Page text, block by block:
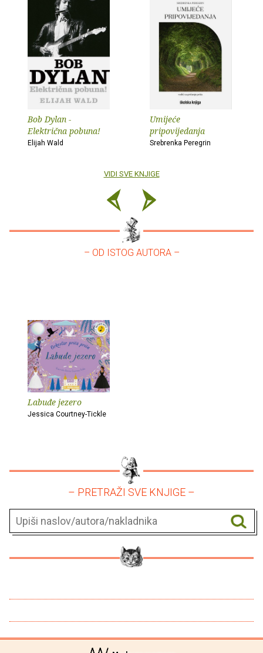
Bob Dylan -
Električna pobuna!
Elijah Wald
Umijeće
pripovijedanja
Srebrenka Peregrin
VIDI SVE KNJIGE
– OD ISTOG AUTORA –
Labuđe jezero
Jessica Courtney-Tickle
– PRETRAŽI SVE KNJIGE –